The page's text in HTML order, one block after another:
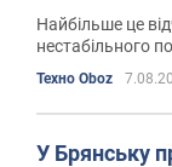
Найбільше це
нестабільного
Техно Oboz
У Брянську